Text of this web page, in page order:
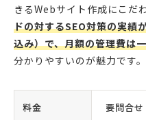
きるWebサイト作成にこだ
ドの対するSEO対策の実績
込み）で、月額の管理費は
分かりやすいのが魅力です。
料金 要問合せ